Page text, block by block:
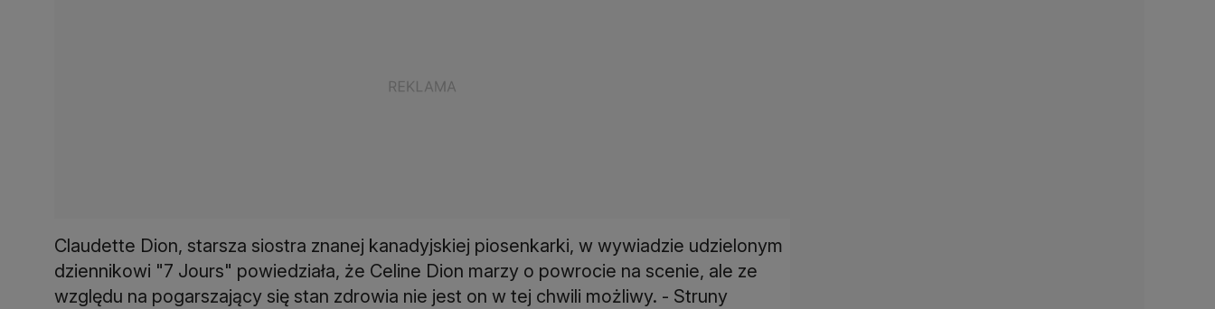
Claudette Dion, starsza siostra znanej kanadyjskiej piosenkarki, w wywiadzie udzielonym
dziennikowi "7 Jours" powiedziała, że Celine Dion marzy o powrocie na scenie, ale ze
względu na pogarszający się stan zdrowia nie jest on w tej chwili możliwy. - Struny